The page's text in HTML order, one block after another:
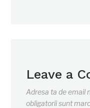
Leave a
Adresa ta de email
obligatorii sunt